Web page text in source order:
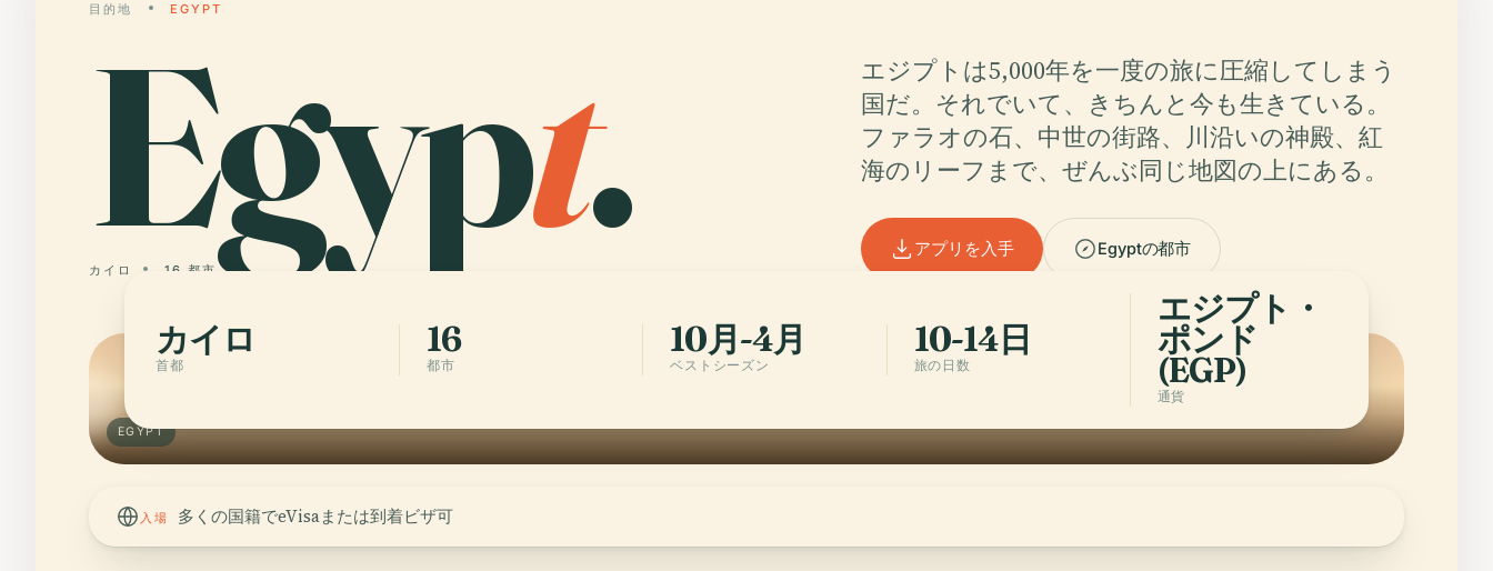
目的地 EGYPT
Egypt.
カイロ 16 都市
エジプトは5,000年を一度の旅に圧縮してしまう
国だ。それでいて、きちんと今も生きている。
ファラオの石、中世の街路、川沿いの神殿、紅
海のリーフまで、ぜんぶ同じ地図の上にある。
アプリを入手 Egyptの都市
EGYPT
カイロ
首都
16
都市
10月-4月
ベストシーズン
10-14日
旅の日数
エジプト・
ポンド
(EGP)
通貨
入場 多くの国籍でeVisaまたは到着ビザ可